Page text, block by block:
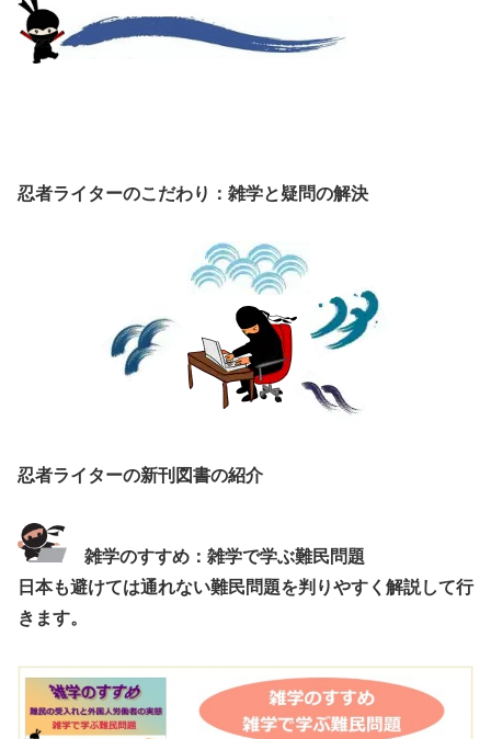
忍者ライターのこだわり：雑学と疑問の解決
忍者ライターの新刊図書の紹介
雑学のすすめ：雑学で学ぶ難民問題
日本も避けては通れない難民問題を判りやすく解説して行
きます。